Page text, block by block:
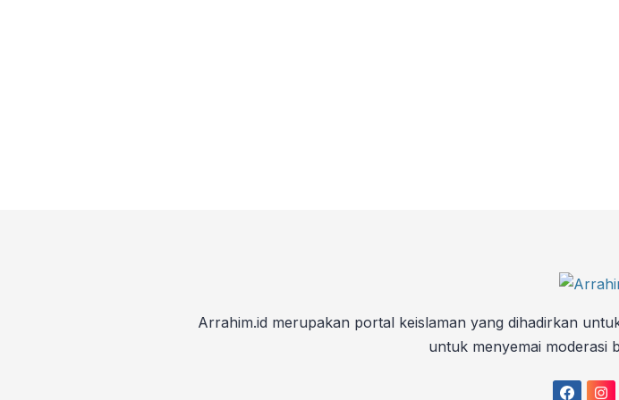
Arrahim.id merupakan portal keislaman yang dihadirkan
untuk menyemai moderasi